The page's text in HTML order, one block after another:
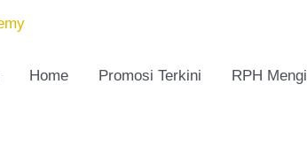
Home Promosi Terkini RPH